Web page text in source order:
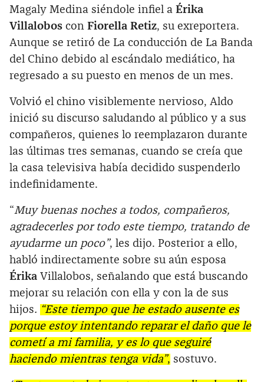
Magaly Medina siéndole infiel a Érika
Villalobos con Fiorella Retiz, su exreportera.
Aunque se retiró de La conducción de La Banda
del Chino debido al escándalo mediático, ha
regresado a su puesto en menos de un mes.
Volvió el chino visiblemente nervioso, Aldo
inició su discurso saludando al público y a sus
compañeros, quienes lo reemplazaron durante
las últimas tres semanas, cuando se creía que
la casa televisiva había decidido suspenderlo
indefinidamente.
“Muy buenas noches a todos, compañeros,
agradecerles por todo este tiempo, tratando de
ayudarme un poco”, les dijo. Posterior a ello,
habló indirectamente sobre su aún esposa
Érika Villalobos, señalando que está buscando
mejorar su relación con ella y con la de sus
hijos. “Este tiempo que he estado ausente es
porque estoy intentando reparar el daño que le
cometí a mi familia, y es lo que seguiré
haciendo mientras tenga vida”, sostuvo.